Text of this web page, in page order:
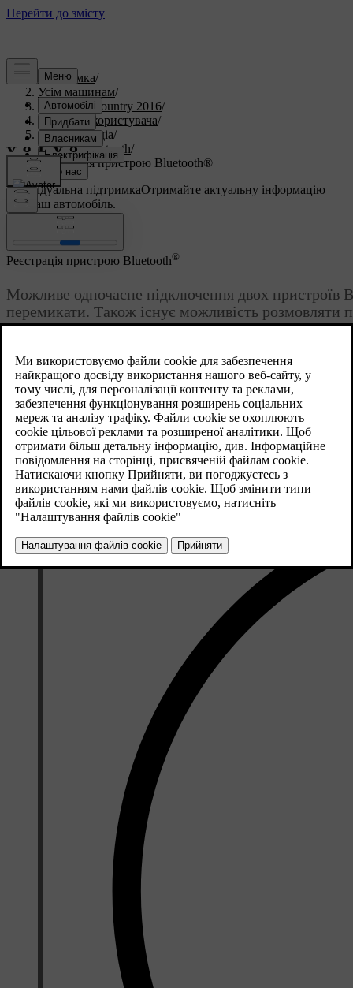
Підтримка/
Усім машинам/
S60 Cross Country 2016/
Посібник користувача/
Аудіо та медіа/
Медіа Bluetooth/
Реєстрація пристрою Bluetooth®
Індивідуальна підтримкаОтримайте актуальну інформацію
про ваш автомобіль.
Оновлено 08.06.2023
Реєстрація пристрою Bluetooth®
Можливе одночасне підключення двох пристроїв
перемикати. Також існує можливість
мобільний телефон.
Можлива реєстрація до 15 пристроїв Bluetooth®. Сполучення
режим, тільки функція Bluetooth®має бути ввімкнена.